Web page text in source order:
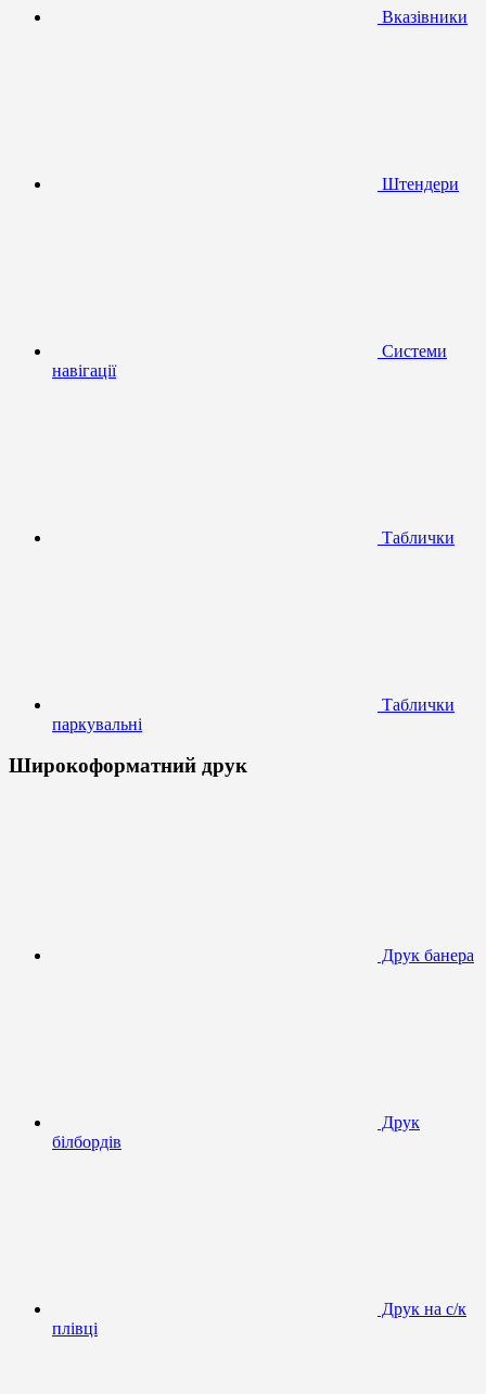
Вказівники
Штендери
Системи
навігації
Таблички
Таблички
паркувальні
Широкоформатний друк
Друк банера
Друк
білбордів
Друк на с/к
плівці